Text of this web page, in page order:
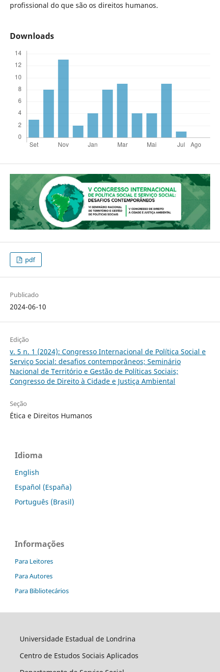
profissional do que são os direitos humanos.
Downloads
pdf
Publicado
2024-06-10
Edição
v. 5 n. 1 (2024): Congresso Internacional de Política Social e
Serviço Social: desafios contemporâneos; Seminário
Nacional de Território e Gestão de Políticas Sociais;
Congresso de Direito à Cidade e Justiça Ambiental
Seção
Ética e Direitos Humanos
Idioma
English
Español (España)
Português (Brasil)
Informações
Para Leitores
Para Autores
Para Bibliotecários
Universidade Estadual de Londrina
Centro de Estudos Sociais Aplicados